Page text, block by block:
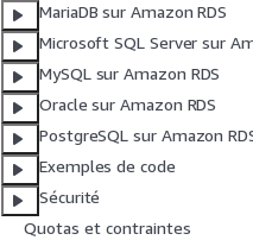
MariaDB sur Amazon RDS
Microsoft SQL Server sur
MySQL sur Amazon RDS
Oracle sur Amazon RDS
PostgreSQL sur Amazon
Exemples de code
Sécurité
Quotas et contraintes